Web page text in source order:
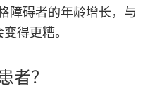
障碍者的年龄增长，与
得更糟。
者？